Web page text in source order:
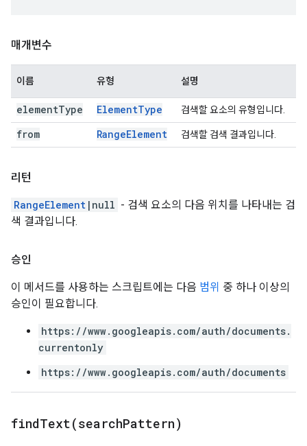
매개변수
이름 유형 설명
elementType ElementType 검색할 요소의 유형입니다.
from RangeElement 검색할 검색 결과입니다.
리턴
RangeElement |null - 검색 요소의 다음 위치를 나타내는 검
색 결과입니다.
승인
이 메서드를 사용하는 스크립트에는 다음 범위 중 하나 이상의
승인이 필요합니다.
https://www.googleapis.com/auth/documents.
currentonly
https://www.googleapis.com/auth/documents
findText(searchPattern)